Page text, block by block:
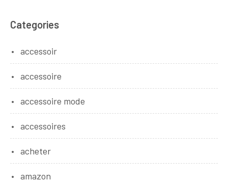
Categories
accessoir
accessoire
accessoire mode
accessoires
acheter
amazon